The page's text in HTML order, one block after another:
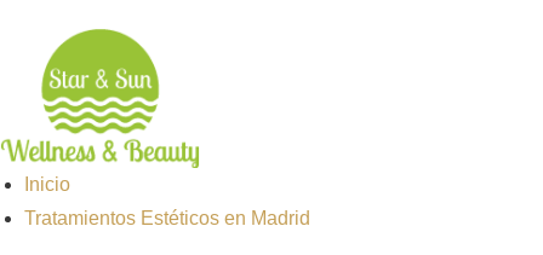
Inicio
Tratamientos Estéticos en Madrid